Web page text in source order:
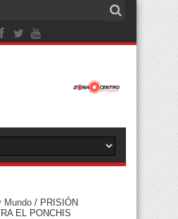
Mundo / PRISIÓN
EL PONCHIS